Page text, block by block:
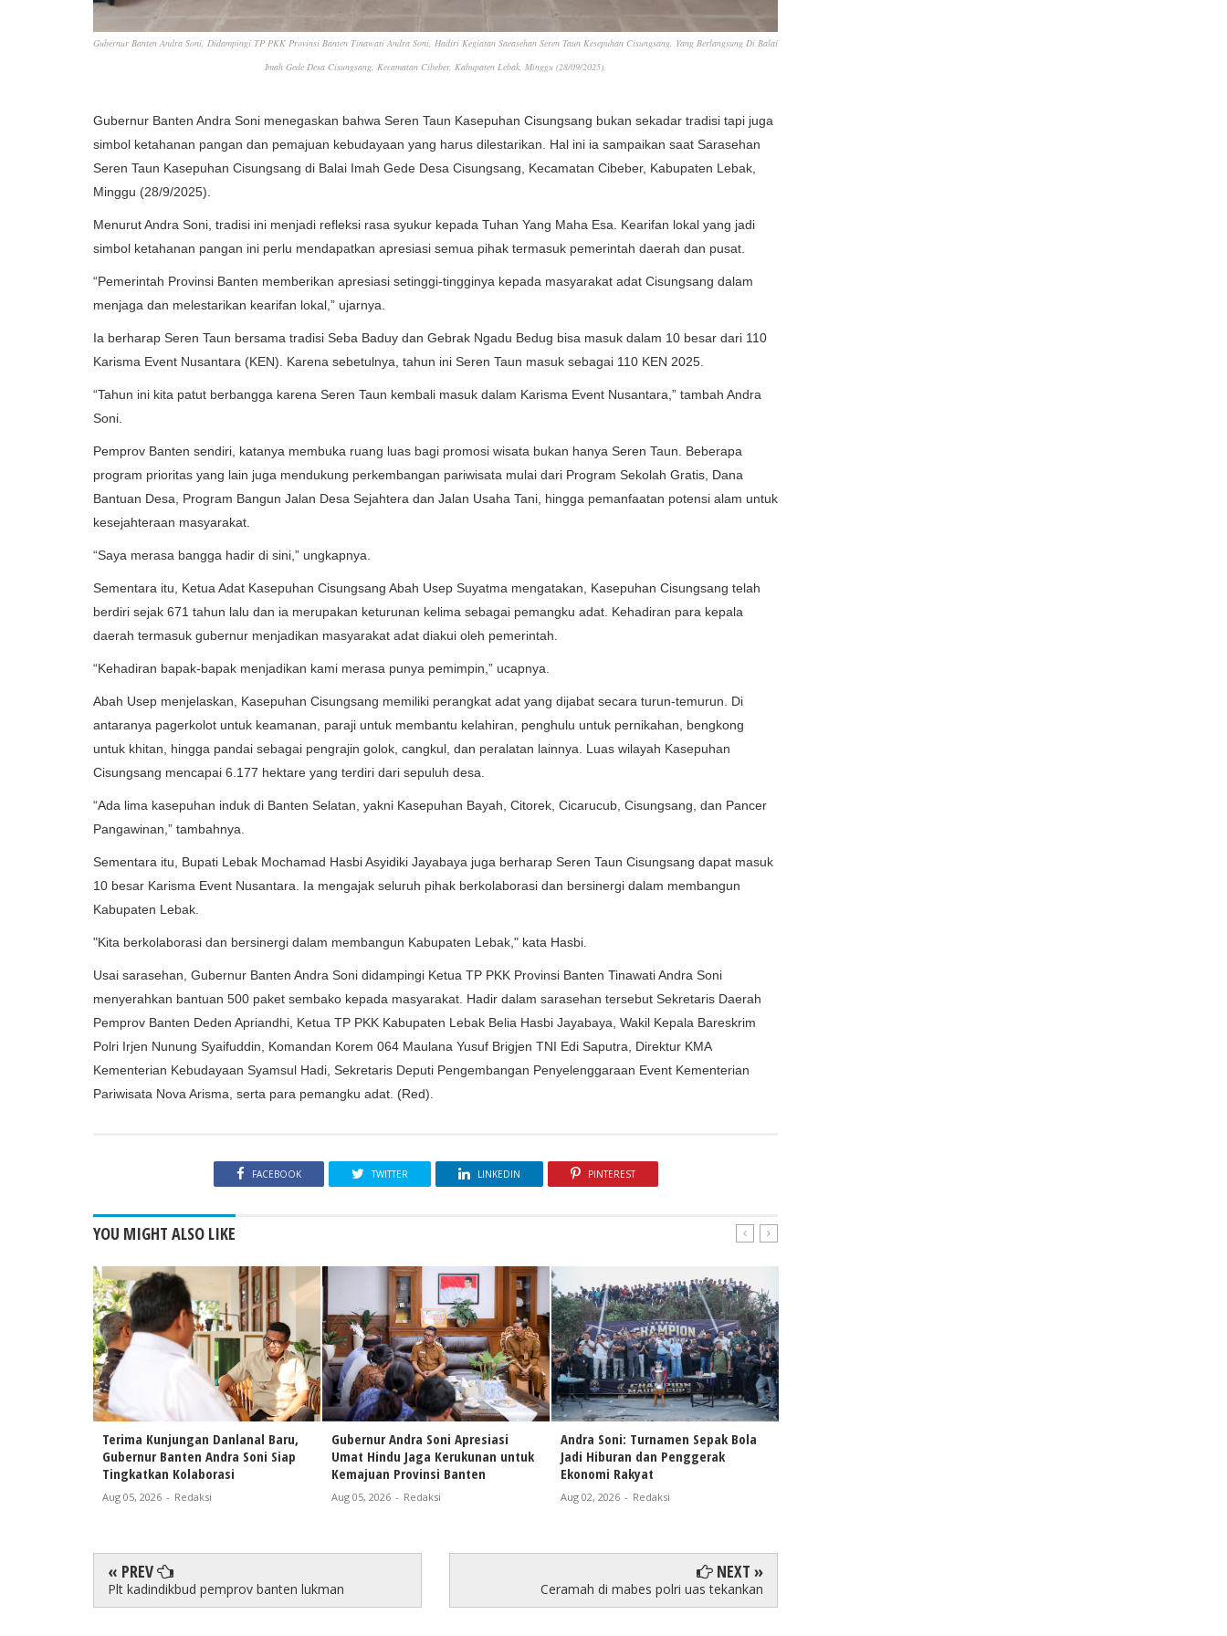
Gubernur Banten Andra Soni, Didampingi TP PKK Provinsi Banten Tinawati Andra Soni, Hadiri Kegiatan Saeasehan Seren Taun Kesepuhan Cisungsang, Yang Berlangsung Di Balai
Imah Gede Desa Cisungsang, Kecamatan Cibeber, Kabupaten Lebak, Minggu (28/09/2025).
Gubernur Banten Andra Soni menegaskan bahwa Seren Taun Kasepuhan Cisungsang bukan sekadar tradisi tapi juga
simbol ketahanan pangan dan pemajuan kebudayaan yang harus dilestarikan. Hal ini ia sampaikan saat Sarasehan
Seren Taun Kasepuhan Cisungsang di Balai Imah Gede Desa Cisungsang, Kecamatan Cibeber, Kabupaten Lebak,
Minggu (28/9/2025).
Menurut Andra Soni, tradisi ini menjadi refleksi rasa syukur kepada Tuhan Yang Maha Esa. Kearifan lokal yang jadi
simbol ketahanan pangan ini perlu mendapatkan apresiasi semua pihak termasuk pemerintah daerah dan pusat.
“Pemerintah Provinsi Banten memberikan apresiasi setinggi-tingginya kepada masyarakat adat Cisungsang dalam
menjaga dan melestarikan kearifan lokal,” ujarnya.
Ia berharap Seren Taun bersama tradisi Seba Baduy dan Gebrak Ngadu Bedug bisa masuk dalam 10 besar dari 110
Karisma Event Nusantara (KEN). Karena sebetulnya, tahun ini Seren Taun masuk sebagai 110 KEN 2025.
“Tahun ini kita patut berbangga karena Seren Taun kembali masuk dalam Karisma Event Nusantara,” tambah Andra
Soni.
Pemprov Banten sendiri, katanya membuka ruang luas bagi promosi wisata bukan hanya Seren Taun. Beberapa
program prioritas yang lain juga mendukung perkembangan pariwisata mulai dari Program Sekolah Gratis, Dana
Bantuan Desa, Program Bangun Jalan Desa Sejahtera dan Jalan Usaha Tani, hingga pemanfaatan potensi alam untuk
kesejahteraan masyarakat.
“Saya merasa bangga hadir di sini,” ungkapnya.
Sementara itu, Ketua Adat Kasepuhan Cisungsang Abah Usep Suyatma mengatakan, Kasepuhan Cisungsang telah
berdiri sejak 671 tahun lalu dan ia merupakan keturunan kelima sebagai pemangku adat. Kehadiran para kepala
daerah termasuk gubernur menjadikan masyarakat adat diakui oleh pemerintah.
“Kehadiran bapak-bapak menjadikan kami merasa punya pemimpin,” ucapnya.
Abah Usep menjelaskan, Kasepuhan Cisungsang memiliki perangkat adat yang dijabat secara turun-temurun. Di
antaranya pagerkolot untuk keamanan, paraji untuk membantu kelahiran, penghulu untuk pernikahan, bengkong
untuk khitan, hingga pandai sebagai pengrajin golok, cangkul, dan peralatan lainnya. Luas wilayah Kasepuhan
Cisungsang mencapai 6.177 hektare yang terdiri dari sepuluh desa.
“Ada lima kasepuhan induk di Banten Selatan, yakni Kasepuhan Bayah, Citorek, Cicarucub, Cisungsang, dan Pancer
Pangawinan,” tambahnya.
Sementara itu, Bupati Lebak Mochamad Hasbi Asyidiki Jayabaya juga berharap Seren Taun Cisungsang dapat masuk
10 besar Karisma Event Nusantara. Ia mengajak seluruh pihak berkolaborasi dan bersinergi dalam membangun
Kabupaten Lebak.
"Kita berkolaborasi dan bersinergi dalam membangun Kabupaten Lebak," kata Hasbi.
Usai sarasehan, Gubernur Banten Andra Soni didampingi Ketua TP PKK Provinsi Banten Tinawati Andra Soni
menyerahkan bantuan 500 paket sembako kepada masyarakat. Hadir dalam sarasehan tersebut Sekretaris Daerah
Pemprov Banten Deden Apriandhi, Ketua TP PKK Kabupaten Lebak Belia Hasbi Jayabaya, Wakil Kepala Bareskrim
Polri Irjen Nunung Syaifuddin, Komandan Korem 064 Maulana Yusuf Brigjen TNI Edi Saputra, Direktur KMA
Kementerian Kebudayaan Syamsul Hadi, Sekretaris Deputi Pengembangan Penyelenggaraan Event Kementerian
Pariwisata Nova Arisma, serta para pemangku adat. (Red).
FACEBOOK TWITTER LINKEDIN PINTEREST
YOU MIGHT ALSO LIKE
Terima Kunjungan Danlanal Baru,
Gubernur Banten Andra Soni Siap
Tingkatkan Kolaborasi
Aug 05, 2026 - Redaksi
Gubernur Andra Soni Apresiasi
Umat Hindu Jaga Kerukunan untuk
Kemajuan Provinsi Banten
Aug 05, 2026 - Redaksi
Andra Soni: Turnamen Sepak Bola
Jadi Hiburan dan Penggerak
Ekonomi Rakyat
Aug 02, 2026 - Redaksi
« PREV
Plt kadindikbud pemprov banten lukman
NEXT »
Ceramah di mabes polri uas tekankan